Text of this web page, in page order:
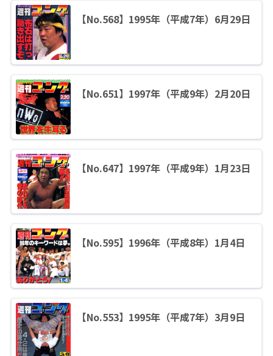
【No.568】1995年（平成7年）6月29日
【No.651】1997年（平成9年）2月20日
【No.647】1997年（平成9年）1月23日
【No.595】1996年（平成8年）1月4日
【No.553】1995年（平成7年）3月9日